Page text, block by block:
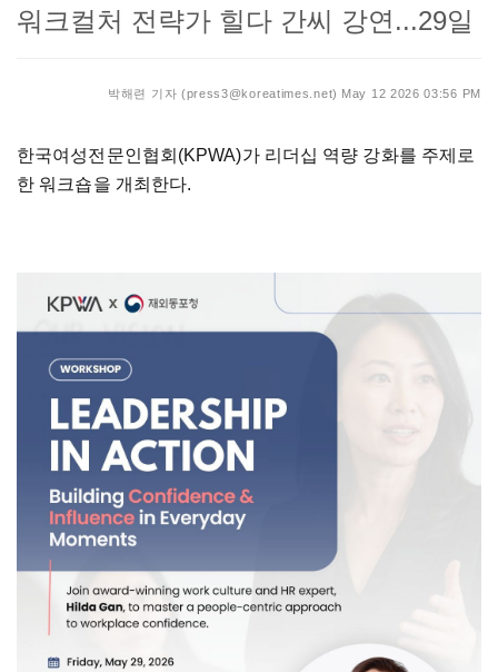
워크컬처 전략가 힐다 간씨 강연...29일
박해련 기자 (press3@koreatimes.net) May 12 2026 03:56 PM
한국여성전문인협회(KPWA)가 리더십 역량 강화를 주제로
한 워크숍을 개최한다.